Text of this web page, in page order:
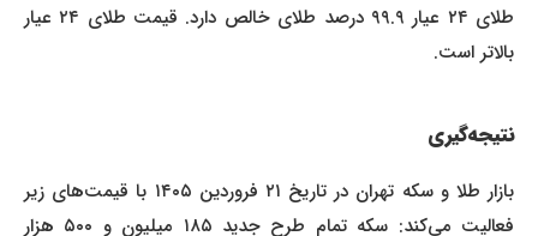
طلای ۲۴ عیار ۹۹.۹ درصد طلای خالص دارد. قیمت طلای ۲۴ عیار
بالاتر است.
نتیجه‌گیری
بازار طلا و سکه تهران در تاریخ ۲۱ فروردین ۱۴۰۵ با قیمت‌های زیر
فعالیت می‌کند: سکه تمام طرح جدید ۱۸۵ میلیون و ۵۰۰ هزار